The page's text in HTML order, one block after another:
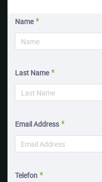
Name
Last Name
Email Address
Telefon